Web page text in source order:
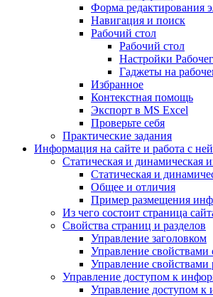
Форма редактирования
Навигация и поиск
Рабочий стол
Рабочий стол
Настройки
Гаджеты на
Избранное
Контекстная помощь
Экспорт в MS Excel
Проверьте себя
Практические задания
Информация на сайте и работа с ней
Статическая и динамическая
Статическая и
Общее и отличия
Пример размещения
Из чего состоит страница
Свойства страниц и разделов
Управление заголовком
Управление свойствами
Управление свойствами
Управление доступом к
Управление доступом к